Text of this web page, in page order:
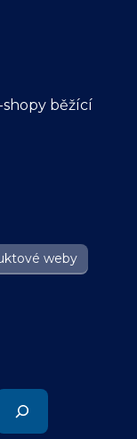
běžící
weby